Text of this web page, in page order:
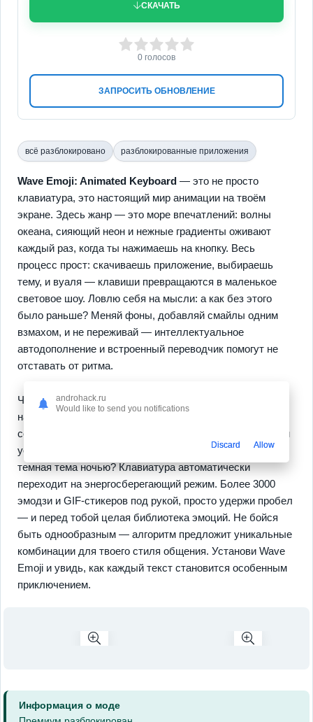
СКАЧАТЬ
ЗАПРОСИТЬ ОБНОВЛЕНИЕ
3 4 5
0 голосов
всё разблокировано разблокированные приложения
Wave Emoji: Animated Keyboard — это не просто
клавиатура, это настоящий мир анимации на твоём
экране. Здесь жанр — это море впечатлений: волны
океана, сияющий неон и нежные градиенты оживают
каждый раз, когда ты нажимаешь на кнопку. Весь
процесс прост: скачиваешь приложение, выбираешь
тему, и вуаля — клавиши превращаются в маленькое
световое шоу. Ловлю себя на мысли: а как без этого
было раньше? Меняй фоны, добавляй смайлы одним
взмахом, и не переживай — интеллектуальное
автодополнение и встроенный переводчик помогут не
отставать от ритма.
Что делаетWave Emoji
настройка и легкость переключений. Всё под рукой —
создай тему, сохрани в облаке и используй её на любом
устройстве, будь то телефон или планшет. Нужна
темная тема ночью? Клавиатура автоматически
переходит на энергосберегающий режим. Более 3000
эмодзи и GIF-стикеров под рукой, просто удержи пробел
— и перед тобой целая библиотека эмоций. Не бойся
быть однообразным — алгоритм предложит уникальные
комбинации для твоего стиля общения. Установи Wave
Emoji и увидь, как каждый текст становится особенным
приключением.
Информация о моде
androhack.ru
Would like to send you notifications
Discard Allow